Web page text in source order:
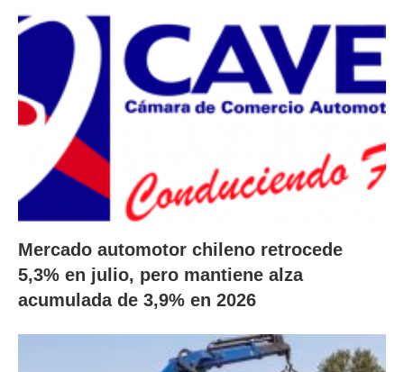
Mercado automotor chileno retrocede
5,3% en julio, pero mantiene alza
acumulada de 3,9% en 2026